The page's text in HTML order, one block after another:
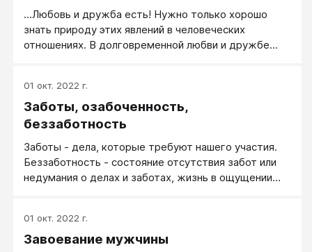
множество. Среди них алкогольная, наркотическая,
компьютерная, профессиональная и даже...
любовная.
...Любовь и дружба есть! Нужно только хорошо
знать природу этих явлений в человеческих
отношениях. В долговременной любви и дружбе
людей связывает взаимное усиление друг друга.
01 окт. 2022 г.
Заботы, озабоченность,
беззаботность
Заботы - дела, которые требуют нашего участия.
Беззаботность - состояние отсутствия забот или
недумания о делах и заботах, жизнь в ощущении
01 окт. 2022 г.
Завоевание мужчины